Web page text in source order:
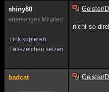
shiny80
ehemaliges Mitglied
Link kopieren
Lesezeichen setzen
Geister/
nicht so
badcat Geister/